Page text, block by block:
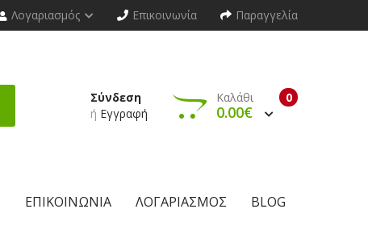
Λογαριασμός Επικοινωνία Παραγγελία
Σύνδεση
ή Εγγραφή
0
Καλάθι
0.00€
ΕΠΙΚΟΙΝΩΝΊΑ ΛΟΓΑΡΙΑΣΜΌΣ BLOG